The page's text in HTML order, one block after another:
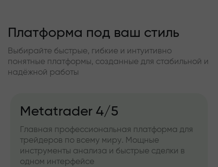
Платформа под ваш стиль
Выбирайте быстрые, гибкие и интуитивно
понятные платформы, созданные для стабильной и
надёжной работы
Metatrader 4/5
Главная профессиональная платформа для
трейдеров по всему миру. Мощные
инструменты анализа и быстрые сделки в
одном интерфейсе